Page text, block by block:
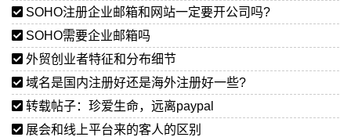
SOHO注册企业邮箱和网站一定要开公司吗?
SOHO需要企业邮箱吗
外贸创业者特征和分布细节
域名是国内注册好还是海外注册好一些?
转载帖子：珍爱生命，远离paypal
展会和线上平台来的客人的区别